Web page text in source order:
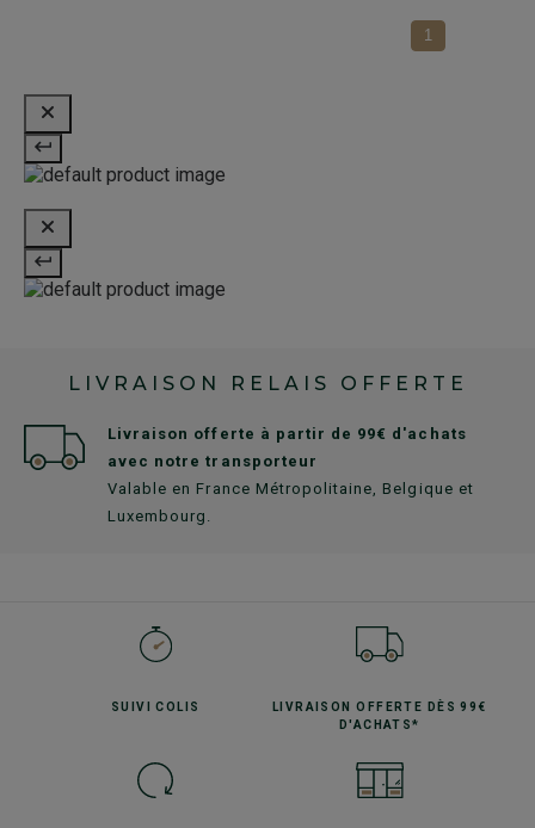
1
LIVRAISON RELAIS OFFERTE
Livraison offerte à partir de 99€ d'achats
avec notre transporteur
Valable en France Métropolitaine, Belgique et
Luxembourg.
SUIVICOLIS LIVRAISON OFFERTE
DÈS 99€
D'ACHATS*